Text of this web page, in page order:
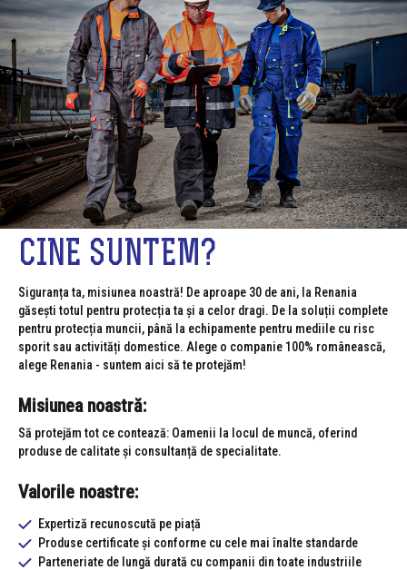
CINE SUNTEM?
Siguranța ta, misiunea noastră! De aproape 30 de ani, la Renania
găsești totul pentru protecția ta și a celor dragi. De la soluții complete
pentru protecția muncii, până la echipamente pentru mediile cu risc
sporit sau activități domestice. Alege o companie 100% românească,
alege Renania - suntem aici să te protejăm!
Misiunea noastră:
Să protejăm tot ce contează: Oamenii la locul de muncă, oferind
produse de calitate și consultanță de specialitate.
Valorile noastre:
Expertiză recunoscută pe piață
Produse certificate și conforme cu cele mai înalte standarde
Parteneriate de lungă durată cu companii din toate industriile